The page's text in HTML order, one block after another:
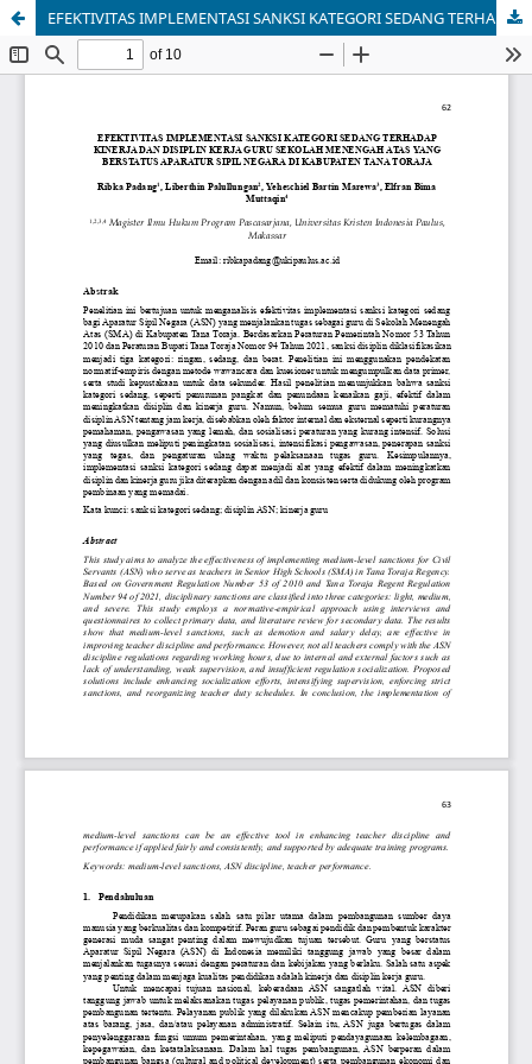
EFEKTIVITAS IMPLEMENTASI SANKSI KATEGORI SEDANG TERHADAP KINERJA DAN DISIPLIN KERJA GURU SEKOLAH MENENGAH ATAS YANG BERSTATUS APARATUR SIPIL NEGARA DI KABUPATEN TANA TORAJA